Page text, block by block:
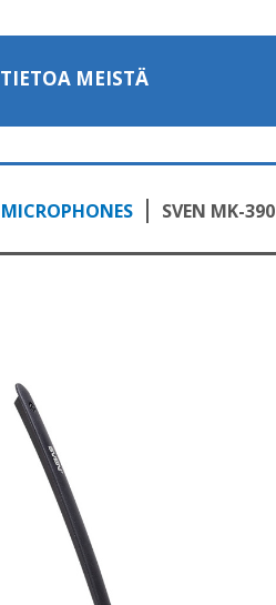
TIETOA MEISTÄ
MICROPHONES SVEN MK-390